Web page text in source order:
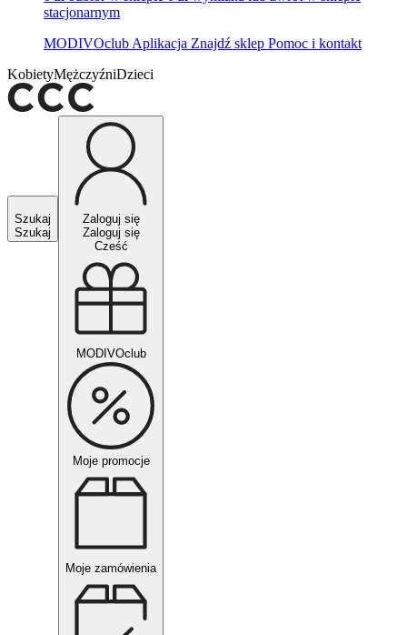
stacjonarnym
MODIVOclub Aplikacja Znajdź sklep Pomoc i kontakt
KobietyMężczyźniDzieci
Szukaj
Szukaj
Zaloguj się
Zaloguj się
Cześć
MODIVOclub
Moje promocje
Moje zamówienia